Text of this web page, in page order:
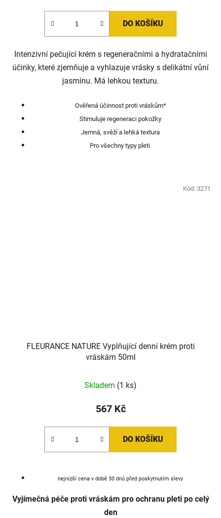
DO KOŠÍKU
Intenzivní pečující krém s regeneračními a hydratačními
účinky, které zjemňuje a vyhlazuje vrásky s delikátní vůní
jasmínu. Má lehkou texturu.
Ověřená účinnost proti vráskům*
Stimuluje regeneraci pokožky
Jemná, svěží a lehká textura
Pro všechny typy pleti
FLEURANCE NATURE Vyplňující denní krém proti
vráskám 50ml
Skladem (1 ks)
567 Kč
DO KOŠÍKU
nejnizší cena v době 30 dnů před poskytnutím slevy
Vyjímečná péče proti vráskám pro ochranu pleti po celý
den
Kód: 3271